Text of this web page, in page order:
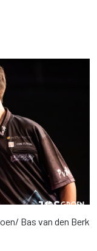
Bas van den Berk